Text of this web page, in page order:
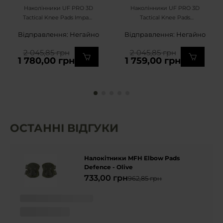
Наколінники UF PRO 3D
Tactical Knee Pads Impact
Відправлення: Негайно
1 780,00 грн
2 045,85 грн
Наколінники UF PRO 3D
Tactical Knee Pads
Відправлення: Негайно
1 759,00 грн
2 045,85 грн
ОСТАННІ ВІДГУКИ
Налокітники MFH Elbow Pads
Defence - Olive
733,00 грн962,85 грн